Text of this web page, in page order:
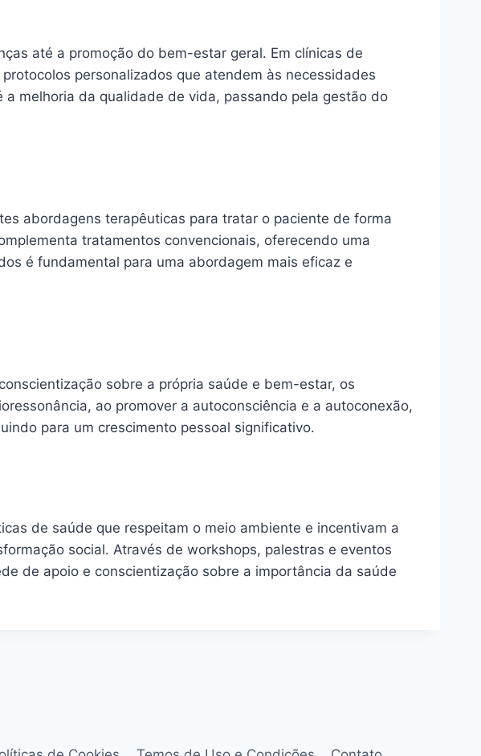
até a promoção do bem-estar geral. Em clínicas de
personalizados que atendem às necessidades
melhoria da qualidade de vida, passando pela gestão do
abordagens terapêuticas para tratar o paciente de forma
tratamentos convencionais, oferecendo uma
é fundamental para uma abordagem mais eficaz e
sobre a própria saúde e bem-estar, os
ao promover a autoconsciência e a autoconexão,
para um crescimento pessoal significativo.
de saúde que respeitam o meio ambiente e incentivam a
social. Através de workshops, palestras e eventos
de apoio e conscientização sobre a importância da saúde